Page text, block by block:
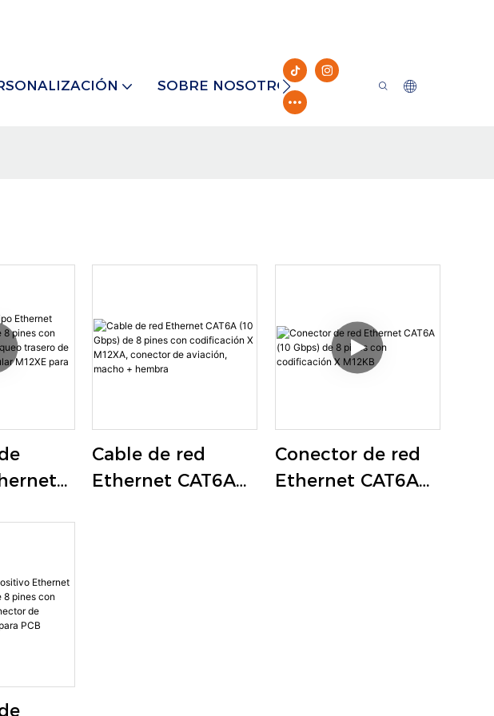
SOBRE NOSOTROS RECURSO
Cable de red
Ethernet CAT6A
Conector de red
Ethernet CAT6A